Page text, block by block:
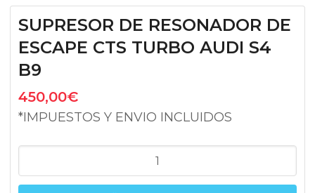
SUPRESOR DE RESONADOR DE
ESCAPE CTS TURBO AUDI S4
B9
450,00€
*IMPUESTOS Y ENVIO INCLUIDOS
DE